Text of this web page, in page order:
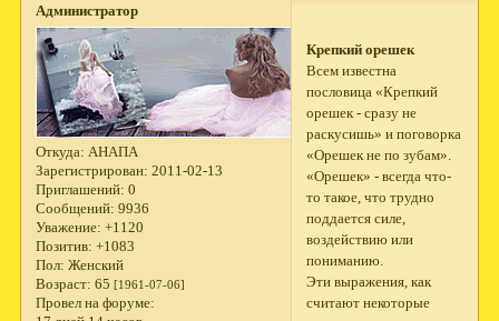
Администратор
Откуда: АНАПА
Зарегистрирован: 2011-02-13
Приглашений: 0
Сообщений: 9936
Уважение: +1120
Позитив: +1083
Пол: Женский
Возраст: 65 [1961-07-06]
Провел на форуме:
Крепкий орешек
Всем известна
пословица «Крепкий
орешек - сразу не
раскусишь» и поговорка
«Орешек не по зубам».
«Орешек» - всегда что-
то такое, что трудно
поддается силе,
воздействию или
пониманию.
Эти выражения, как
считают некоторые